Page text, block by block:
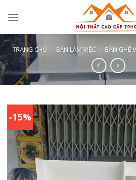
TRANG CHỦ / BÀN LÀM VIỆC / BÀN GHẾ
-15%